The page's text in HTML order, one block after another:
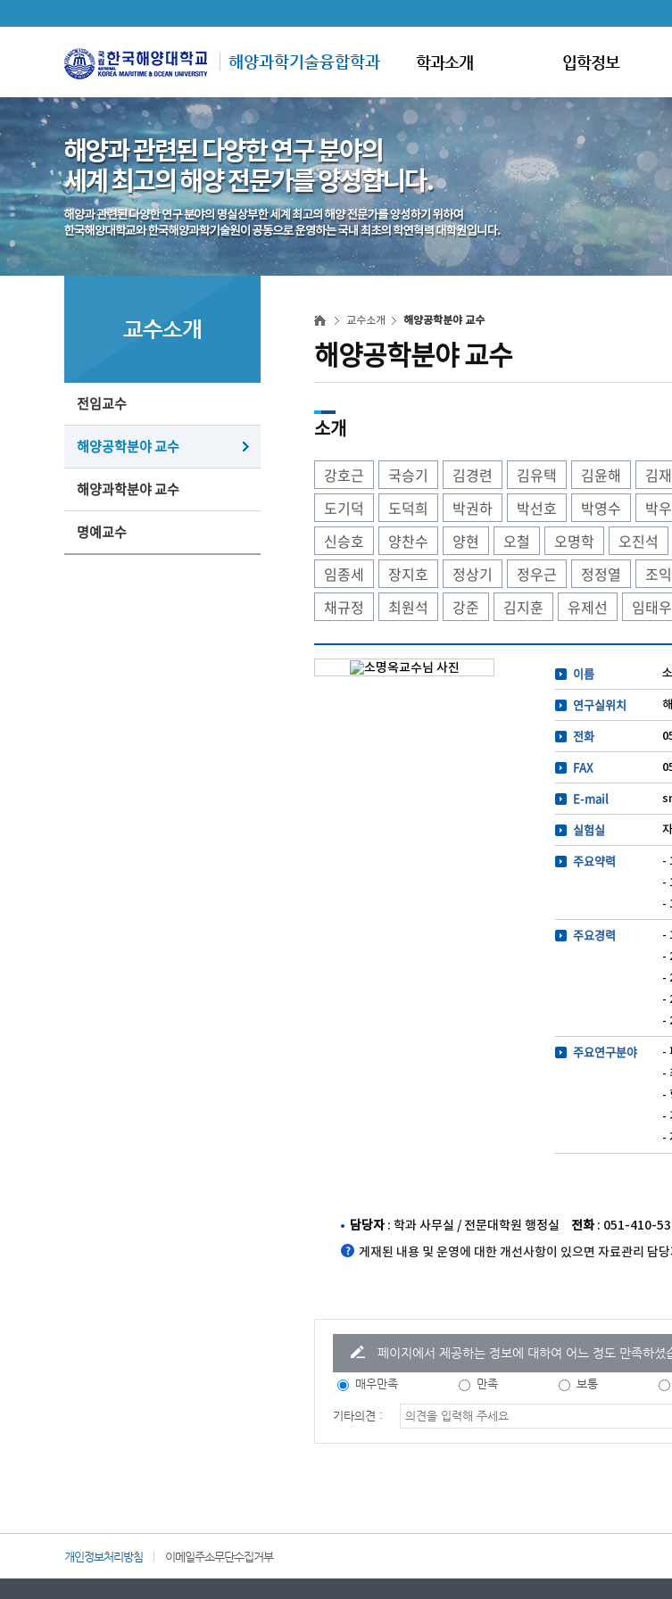
해양과학기술융합학과 학과소개 입학정보
교수소개
전임교수
해양공학분야 교수
해양과학분야 교수
명예교수
교수소개 해양공학분야 교수
해양공학분야 교수
소개
강호근 국승기 김경련 김유택 김윤해 김
도기덕
도덕희 박권하 박선호 박영수 박
신승호
양찬수 양현 오철 오명학 오진석
임종세
장지호 정상기 정우근 정정열 조
채규정
최원석 강준 김지훈 유제선 임태우
이름
연구실위치
전화
FAX
E-mail
실험실
주요약력
-
-
-
주요경력
-
-
-
-
-
주요연구분야
-
-
-
-
-
담당자 : 학과 사무실 / 전문대학원 행정실 전화 : 051-410-
게재된 내용 및 운영에 대한 개선사항이 있으면 자료관리 담
페이지에서 제공하는 정보에 대하여 어느 정도 만족하셨
매우만족 만족 보통
기타의견 :
개인정보처리방침 이메일주소무단수집거부